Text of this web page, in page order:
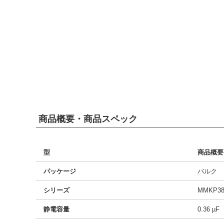
商品概要・商品スペック
型 商品概要
パッケージ バルク
シリーズ
静電容量 0.36 µF